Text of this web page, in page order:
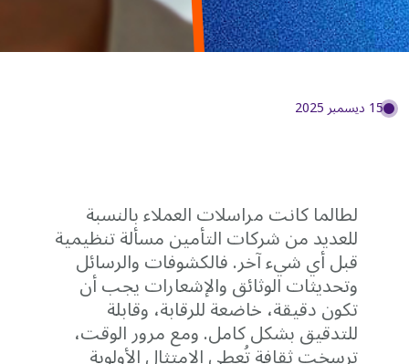
15 ديسمبر 2025
لطالما كانت مراسلات العملاء بالنسبة
للعديد من شركات التأمين مسألة تنظيمية
قبل أي شيء آخر. فالكشوفات والرسائل
وتحديثات الوثائق والإشعارات يجب أن
تكون دقيقة، خاضعة للرقابة، وقابلة
للتدقيق بشكل كامل. ومع مرور الوقت،